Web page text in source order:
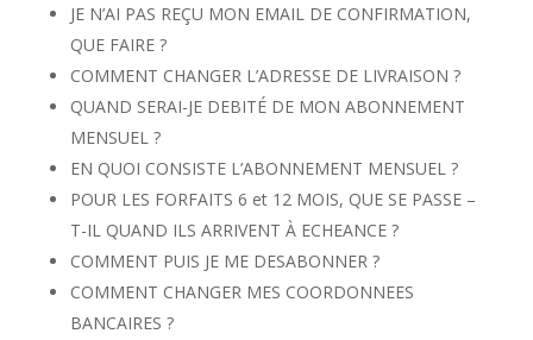
JE N’AI PAS REÇU MON EMAIL DE CONFIRMATION,
QUE FAIRE ?
COMMENT CHANGER L’ADRESSE DE LIVRAISON ?
QUAND SERAI-JE DEBITÉ DE MON ABONNEMENT
MENSUEL ?
EN QUOI CONSISTE L’ABONNEMENT MENSUEL ?
POUR LES FORFAITS 6 et 12 MOIS, QUE SE PASSE –
T-IL QUAND ILS ARRIVENT À ECHEANCE ?
COMMENT PUIS JE ME DESABONNER ?
COMMENT CHANGER MES COORDONNEES
BANCAIRES ?